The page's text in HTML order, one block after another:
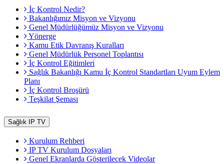
İç Kontrol Nedir?
Bakanlığımız Misyon ve Vizyonu
Genel Müdürlüğümüz Misyon ve Vizyonu
Yönerge
Kamu Etik Davranış Kuralları
Genel Müdürlük Personel Toplantısı
İç Kontrol Eğitimleri
Sağlık Bakanlığı Kamu İç Kontrol Standartları Uyum Eylem
Planı
İç Kontrol Broşürü
Teşkilat Şeması
Sağlık IP TV
Kurulum Rehberi
IP TV Kurulum Dosyaları
Genel Ekranlarda Gösterilecek Videolar